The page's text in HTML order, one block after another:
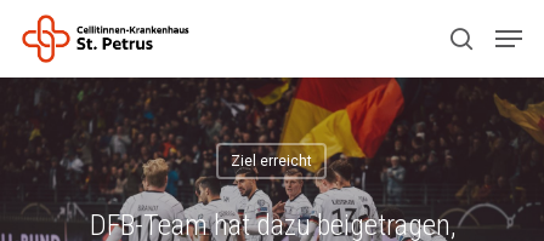
Drücken Sie ENTER zum Suchen oder ESC
zum Schließen.
Ziel erreicht
DFB-Team hat dazu beigetragen,